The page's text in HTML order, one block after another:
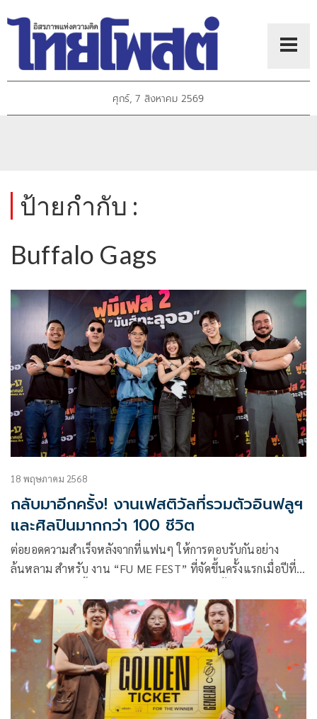
ศุกร์, 7 สิงหาคม 2569
ป้ายกำกับ :
Buffalo Gags
18 พฤษภาคม 2568
กลับมาอีกครั้ง! งานเฟสติวัลที่รวมตัวอินฟลูฯ
และศิลปินมากกว่า 100 ชีวิต
ต่อยอดความสำเร็จหลังจากที่แฟนๆ ให้การตอบรับกันอย่าง
ล้นหลาม สำหรับ งาน “FU ME FEST” ที่จัดขึ้นครั้งแรกเมื่อปีที่